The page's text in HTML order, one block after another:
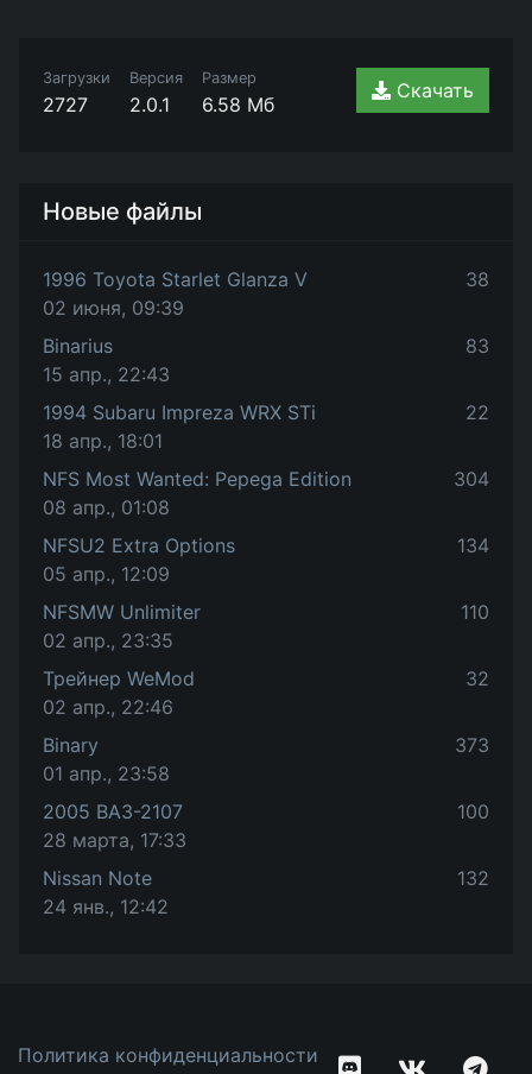
Загрузки
2727
Версия
2.0.1
Размер
6.58 Мб
Скачать
Новые файлы
1996 Toyota Starlet Glanza V
02 июня, 09:39
38
Binarius
15 апр., 22:43
83
1994 Subaru Impreza WRX STi
18 апр., 18:01
22
NFS Most Wanted: Pepega Edition
08 апр., 01:08
304
NFSU2 Extra Options
05 апр., 12:09
134
NFSMW Unlimiter
02 апр., 23:35
110
Трейнер WeMod
02 апр., 22:46
32
Binary
01 апр., 23:58
373
2005 ВАЗ-2107
28 марта, 17:33
100
Nissan Note
24 янв., 12:42
132
Политика конфиденциальности